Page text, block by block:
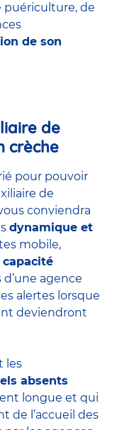
puériculture, de
de son
de
crèche
pour pouvoir
de
conviendra
dynamique et
mobile,
agence
alertes lorsque
deviendront
les
absents
longue et qui
de l’accueil des